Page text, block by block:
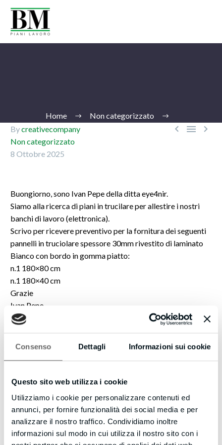
Consenso Dettagli Informazioni sui cookie
Questo sito web utilizza i cookie
Utilizziamo i cookie per personalizzare contenuti ed
annunci, per fornire funzionalità dei social media e per
analizzare il nostro traffico. Condividiamo inoltre
informazioni sul modo in cui utilizza il nostro sito con i
Ita
Home Non categorizzato
  
Bycreativecompany
Non categorizzato
8 Ottobre 2025
Buongiorno, sono Ivan Pepe della ditta eye4nir.
Siamo alla ricerca di piani in trucilare per allestire i nostri
banchi di lavoro (elettronica).
Scrivo per ricevere preventivo per la fornitura dei seguenti
pannelli in truciolare spessore 30mm rivestito di laminato
Bianco con bordo in gomma piatto:
n.1 180×80 cm
n.1 180×40 cm
Grazie
Ivan Pepe